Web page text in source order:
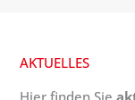
AKTUELLES
Hier finden Sie